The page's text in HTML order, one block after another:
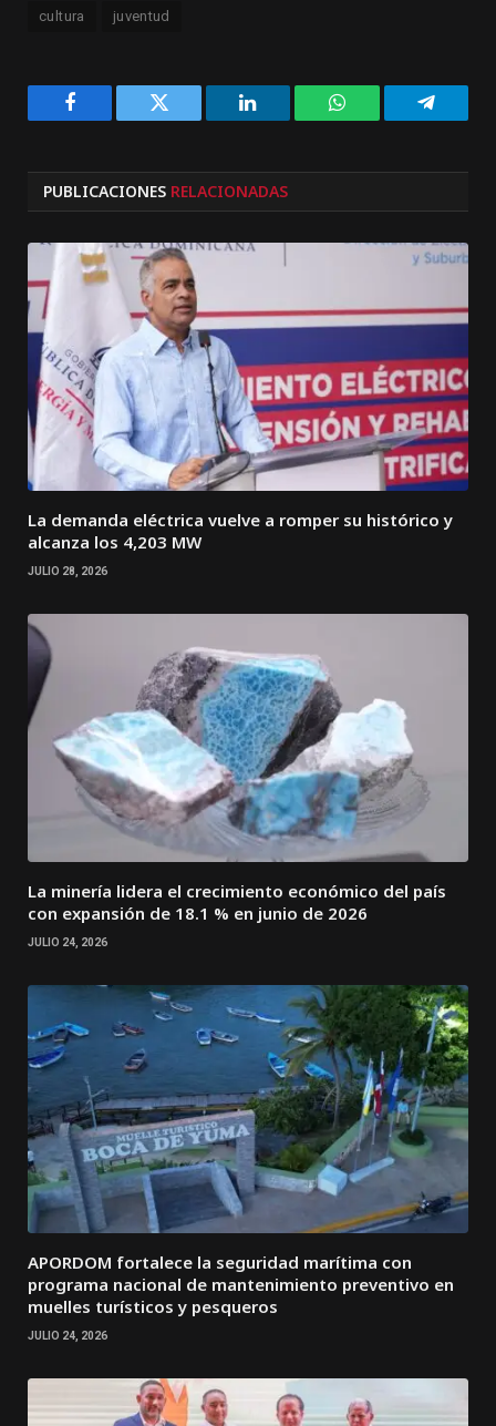
cultura juventud
Facebook Twitter LinkedIn WhatsApp
PUBLICACIONES RELACIONADAS
La demanda eléctrica vuelve a romper su histórico y
alcanza los 4,203 MW
JULIO 28, 2026
La minería lidera el crecimiento económico del país
con expansión de 18.1 % en junio de 2026
JULIO 24, 2026
APORDOM fortalece la seguridad marítima con
programa nacional de mantenimiento preventivo en
muelles turísticos y pesqueros
JULIO 24, 2026